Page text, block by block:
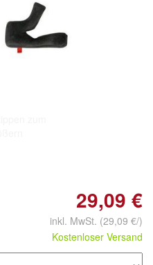
29,09 €
inkl. MwSt. (29,09 €/)
Kostenloser Versand